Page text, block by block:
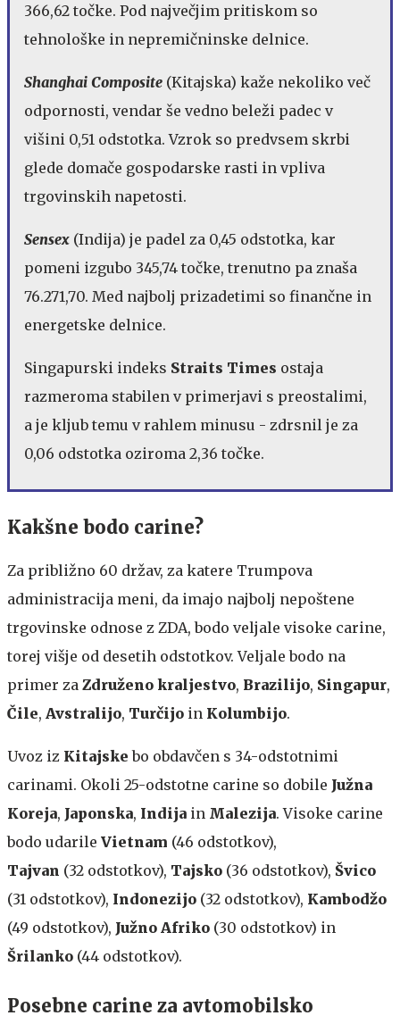
366,62 točke. Pod največjim pritiskom so
tehnološke in nepremičninske delnice.
Shanghai Composite (Kitajska) kaže nekoliko več
odpornosti, vendar še vedno beleži padec v
višini 0,51 odstotka. Vzrok so predvsem skrbi
glede domače gospodarske rasti in vpliva
trgovinskih napetosti.
Sensex (Indija) je padel za 0,45 odstotka, kar
pomeni izgubo 345,74 točke, trenutno pa znaša
76.271,70. Med najbolj prizadetimi so finančne in
energetske delnice.
Singapurski indeks Straits Times ostaja
razmeroma stabilen v primerjavi s preostalimi,
a je kljub temu v rahlem minusu - zdrsnil je za
0,06 odstotka oziroma 2,36 točke.
Kakšne bodo carine?
Za približno 60 držav, za katere Trumpova
administracija meni, da imajo najbolj nepoštene
trgovinske odnose z ZDA, bodo veljale visoke carine,
torej višje od desetih odstotkov. Veljale bodo na
primer za Združeno kraljestvo, Brazilijo, Singapur,
Čile, Avstralijo, Turčijo in Kolumbijo.
Uvoz iz Kitajske bo obdavčen s 34-odstotnimi
carinami. Okoli 25-odstotne carine so dobile Južna
Koreja, Japonska, Indija in Malezija. Visoke carine
bodo udarile Vietnam (46 odstotkov),
Tajvan (32 odstotkov), Tajsko (36 odstotkov), Švico
(31 odstotkov), Indonezijo (32 odstotkov), Kambodžo
(49 odstotkov), Južno Afriko (30 odstotkov) in
Šrilanko (44 odstotkov).
Posebne carine za avtomobilsko